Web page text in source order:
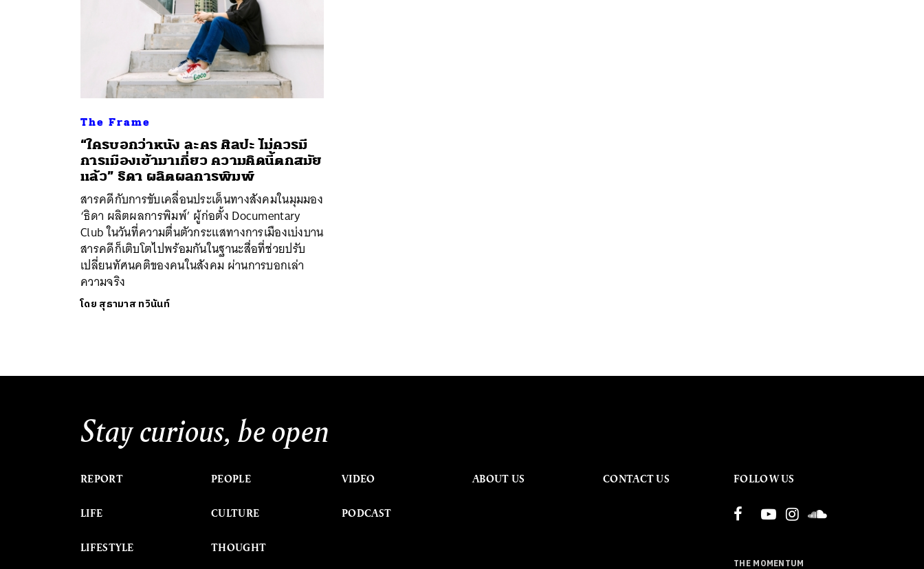
The Frame
“ใครบอกว่าหนัง ละคร ศิลปะ ไม่ควรมี
การเมืองเข้ามาเกี่ยว ความคิดนี้ตกสมัย
แล้ว” ธิดา ผลิตผลการพิมพ์
สารคดีกับการขับเคลื่อนประเด็นทางสังคมในมุมมอง
‘ธิดา ผลิตผลการพิมพ์’ ผู้ก่อตั้ง Documentary
Club ในวันที่ความตื่นตัวกระแสทางการเมืองเบ่งบาน
สารคดีก็เติบโตไปพร้อมกันในฐานะสื่อที่ช่วยปรับ
เปลี่ยนทัศนคติของคนในสังคม ผ่านการบอกเล่า
ความจริง
โดย สุธามาส ทวินันท์
Stay curious, be open
REPORT
LIFE
LIFESTYLE
PEOPLE
CULTURE
THOUGHT
VIDEO
PODCAST
ABOUT US CONTACT US FOLLOW US
THE MOMENTUM